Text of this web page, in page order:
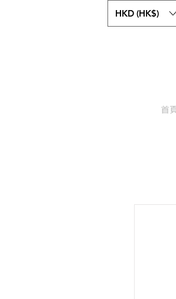
HKD (HK$)
首